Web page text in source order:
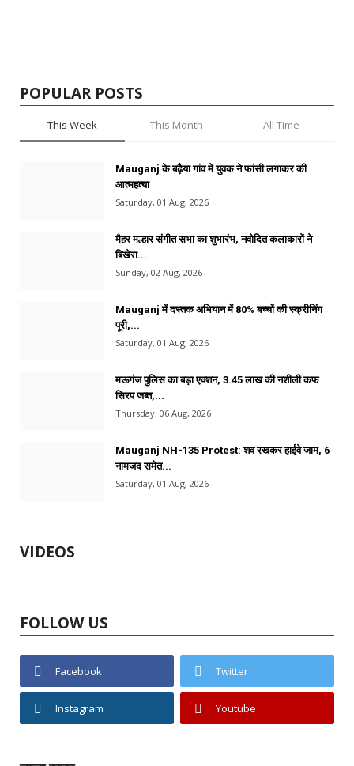
POPULAR POSTS
This Week This Month All Time
Mauganj के बढ़ैया गांव में युवक ने फांसी लगाकर की
आत्महत्या
Saturday, 01 Aug, 2026
मैहर मल्हार संगीत सभा का शुभारंभ, नवोदित कलाकारों ने
बिखेरा...
Sunday, 02 Aug, 2026
Mauganj में दस्तक अभियान में 80% बच्चों की स्क्रीनिंग
पूरी,...
Saturday, 01 Aug, 2026
मऊगंज पुलिस का बड़ा एक्शन, 3.45 लाख की नशीली कफ
सिरप जब्त,...
Thursday, 06 Aug, 2026
Mauganj NH-135 Protest: शव रखकर हाईवे जाम, 6
नामजद समेत...
Saturday, 01 Aug, 2026
VIDEOS
FOLLOW US
Facebook Twitter
Instagram Youtube